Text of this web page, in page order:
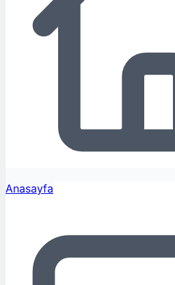
Anasayfa